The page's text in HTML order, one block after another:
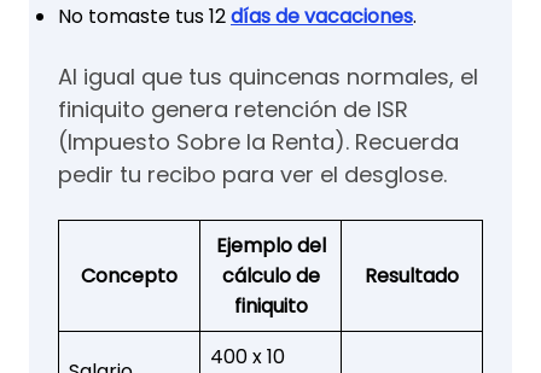
No tomaste tus 12días de vacaciones.
Al igual que tus quincenas normales, el
finiquito genera retención de ISR
(Impuesto Sobre la Renta). Recuerda
pedir tu recibo para ver el desglose.
Concepto
Ejemplo del
cálculo de
finiquito
Resultado
400 x 10